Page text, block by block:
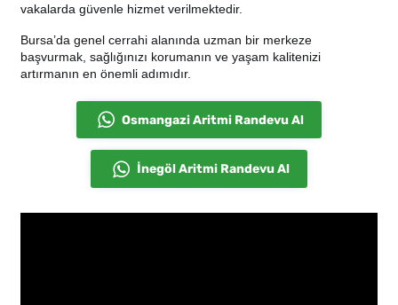
vakalarda güvenle hizmet verilmektedir.
Bursa’da genel cerrahi alanında uzman bir merkeze
başvurmak, sağlığınızı korumanın ve yaşam kalitenizi
artırmanın en önemli adımıdır.
Osmangazi Aritmi Randevu Al
İnegöl Aritmi Randevu Al